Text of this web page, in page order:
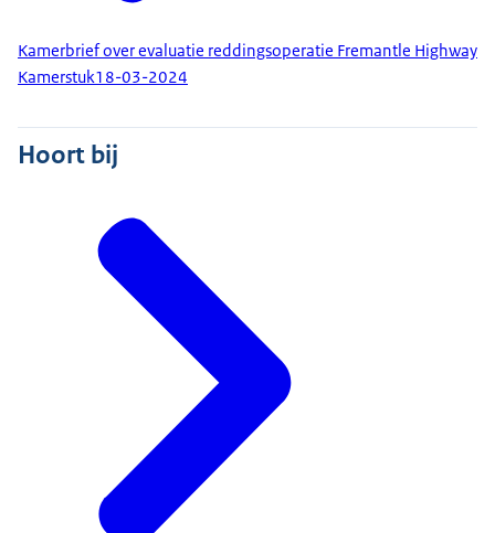
Kamerbrief over evaluatie reddingsoperatie Fremantle Highway
Kamerstuk18-03-2024
Hoort bij